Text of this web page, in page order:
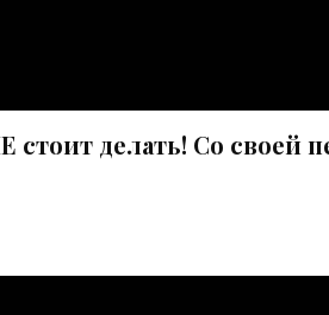
стоит делать! Со своей